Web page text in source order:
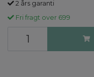
2 års garanti
Fri fragt over 699